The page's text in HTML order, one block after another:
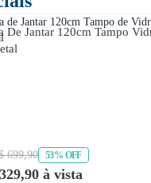
De Jantar 120cm Tampo
699,90 53% OFF
à vista